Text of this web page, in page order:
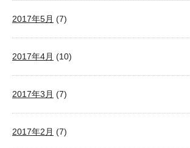
2017年5月 (7)
2017年4月 (10)
2017年3月 (7)
2017年2月 (7)